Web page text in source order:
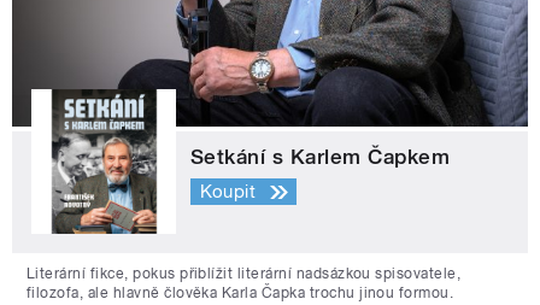
Setkání s Karlem Čapkem
Koupit
Literární fikce, pokus přiblížit literární nadsázkou spisovatele,
filozofa, ale hlavně člověka Karla Čapka trochu jinou formou.